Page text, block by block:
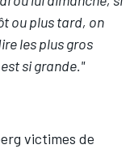
ou plus tard, on
les plus gros
si grande."
victimes de